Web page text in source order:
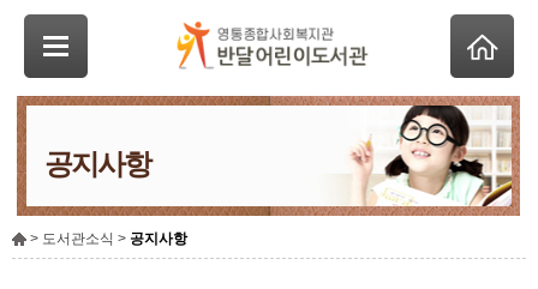
> 도서관소식 > 공지사항
공지사항